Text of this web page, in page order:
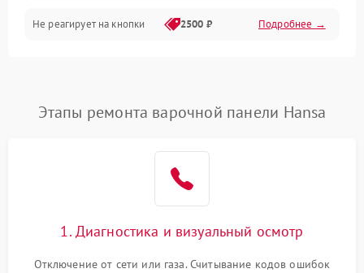
Не реагирует на кнопки 2500 ₽ Подробнее →
Этапы ремонта варочной панели Hansa
1. Диагностика и визуальный осмотр
Отключение от сети или газа. Считывание кодов ошибок